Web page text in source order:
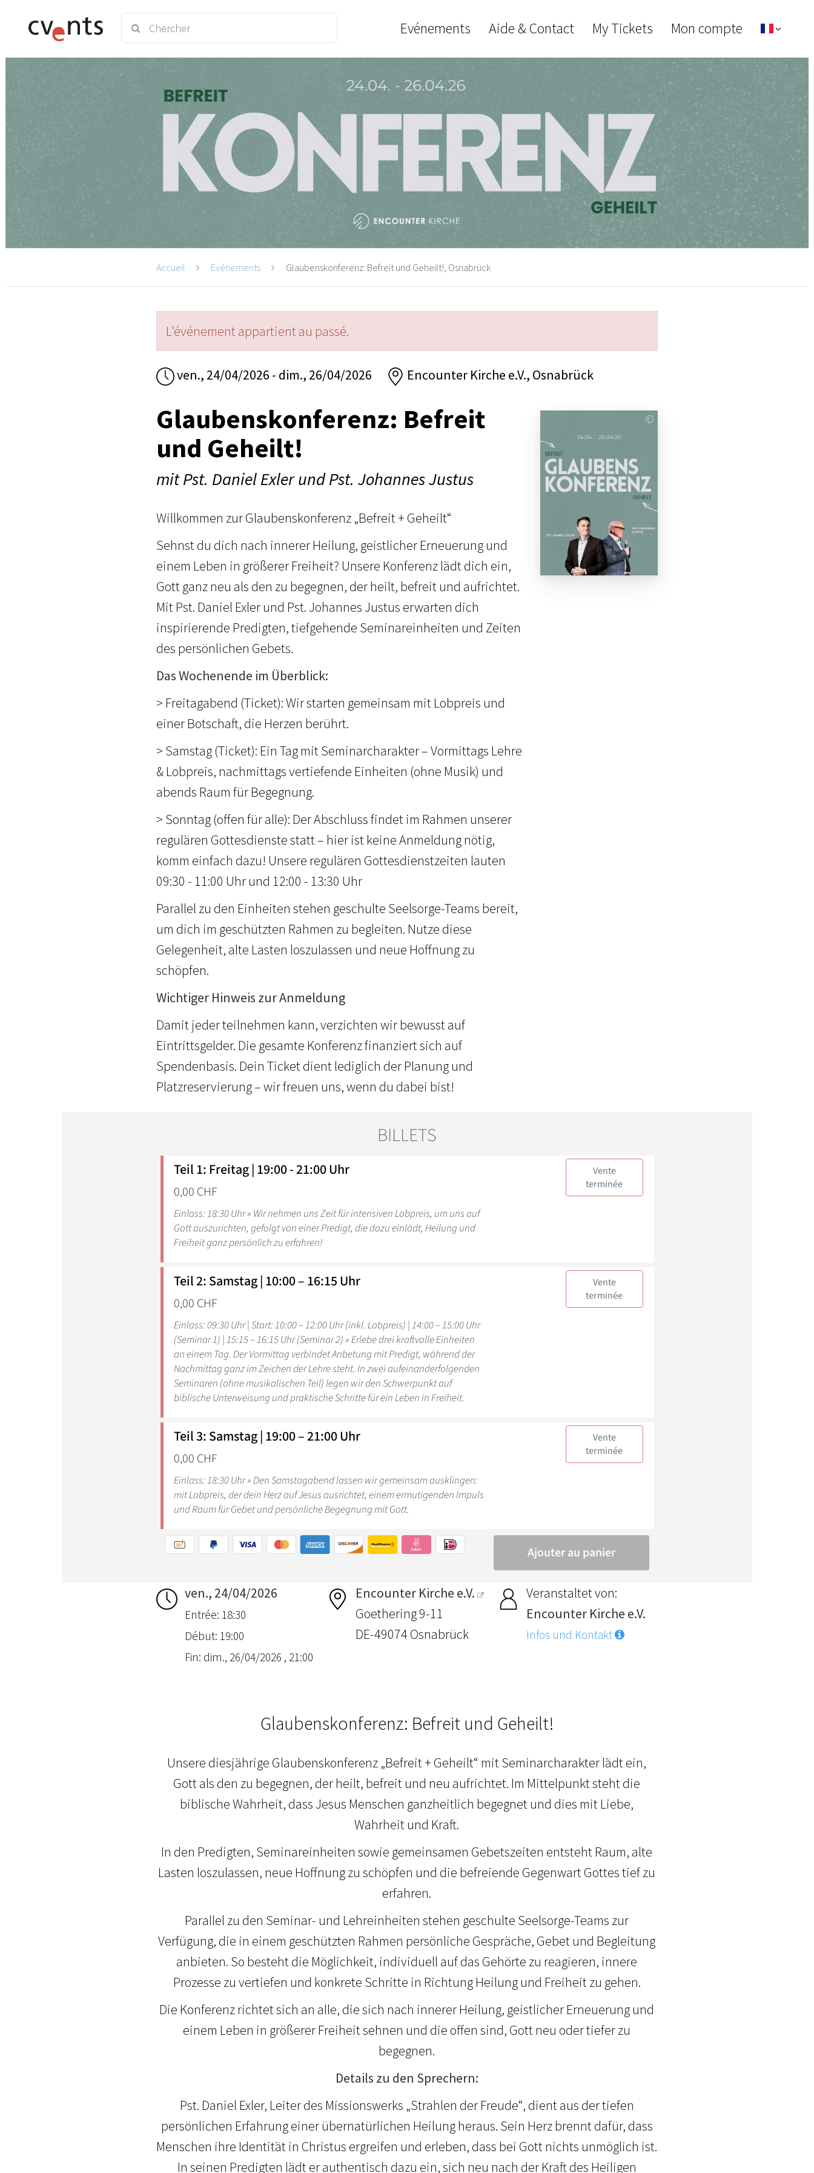
Evénements Aide & Contact My Tickets Mon compte
Accueil Evénements Glaubenskonferenz: Befreit und Geheilt!, Osnabrück
L'événement appartient au passé.
ven., 24/04/2026 - dim., 26/04/2026 Encounter Kirche e.V., Osnabrück
Glaubenskonferenz: Befreit
und Geheilt!
mit Pst. Daniel Exler und Pst. Johannes Justus
Willkommen zur Glaubenskonferenz „Befreit + Geheilt“
Sehnst du dich nach innerer Heilung, geistlicher Erneuerung und
einem Leben in größerer Freiheit? Unsere Konferenz lädt dich ein,
Gott ganz neu als den zu begegnen, der heilt, befreit und aufrichtet.
Mit Pst. Daniel Exler und Pst. Johannes Justus erwarten dich
inspirierende Predigten, tiefgehende Seminareinheiten und Zeiten
des persönlichen Gebets.
Das Wochenende im Überblick:
> Freitagabend (Ticket): Wir starten gemeinsam mit Lobpreis und
einer Botschaft, die Herzen berührt.
> Samstag (Ticket): Ein Tag mit Seminarcharakter – Vormittags Lehre
& Lobpreis, nachmittags vertiefende Einheiten (ohne Musik) und
abends Raum für Begegnung.
> Sonntag (offen für alle): Der Abschluss findet im Rahmen unserer
regulären Gottesdienste statt – hier ist keine Anmeldung nötig,
komm einfach dazu! Unsere regulären Gottesdienstzeiten lauten
09:30 - 11:00 Uhr und 12:00 - 13:30 Uhr
Parallel zu den Einheiten stehen geschulte Seelsorge-Teams bereit,
um dich im geschützten Rahmen zu begleiten. Nutze diese
Gelegenheit, alte Lasten loszulassen und neue Hoffnung zu
schöpfen.
Wichtiger Hinweis zur Anmeldung
Damit jeder teilnehmen kann, verzichten wir bewusst auf
Eintrittsgelder. Die gesamte Konferenz finanziert sich auf
Spendenbasis. Dein Ticket dient lediglich der Planung und
Platzreservierung – wir freuen uns, wenn du dabei bist!
ven., 24/04/2026
Entrée: 18:30
Début: 19:00
Fin: dim., 26/04/2026 , 21:00
Encounter Kirche e.V.
Goethering 9-11
DE-49074 Osnabrück
Veranstaltet von:
Encounter Kirche e.V.
Infos und Kontakt
Glaubenskonferenz: Befreit und Geheilt!
Unsere diesjährige Glaubenskonferenz „Befreit + Geheilt“ mit Seminarcharakter lädt ein,
Gott als den zu begegnen, der heilt, befreit und neu aufrichtet. Im Mittelpunkt steht die
biblische Wahrheit, dass Jesus Menschen ganzheitlich begegnet und dies mit Liebe,
Wahrheit und Kraft.
In den Predigten, Seminareinheiten sowie gemeinsamen Gebetszeiten entsteht Raum, alte
Lasten loszulassen, neue Hoffnung zu schöpfen und die befreiende Gegenwart Gottes tief zu
erfahren.
Parallel zu den Seminar- und Lehreinheiten stehen geschulte Seelsorge-Teams zur
Verfügung, die in einem geschützten Rahmen persönliche Gespräche, Gebet und Begleitung
anbieten. So besteht die Möglichkeit, individuell auf das Gehörte zu reagieren, innere
Prozesse zu vertiefen und konkrete Schritte in Richtung Heilung und Freiheit zu gehen.
Die Konferenz richtet sich an alle, die sich nach innerer Heilung, geistlicher Erneuerung und
einem Leben in größerer Freiheit sehnen und die offen sind, Gott neu oder tiefer zu
begegnen.
Details zu den Sprechern:
Pst. Daniel Exler, Leiter des Missionswerks „Strahlen der Freude“, dient aus der tiefen
persönlichen Erfahrung einer übernatürlichen Heilung heraus. Sein Herz brennt dafür, dass
Menschen ihre Identität in Christus ergreifen und erleben, dass bei Gott nichts unmöglich ist.
In seinen Predigten lädt er authentisch dazu ein, sich neu nach der Kraft des Heiligen